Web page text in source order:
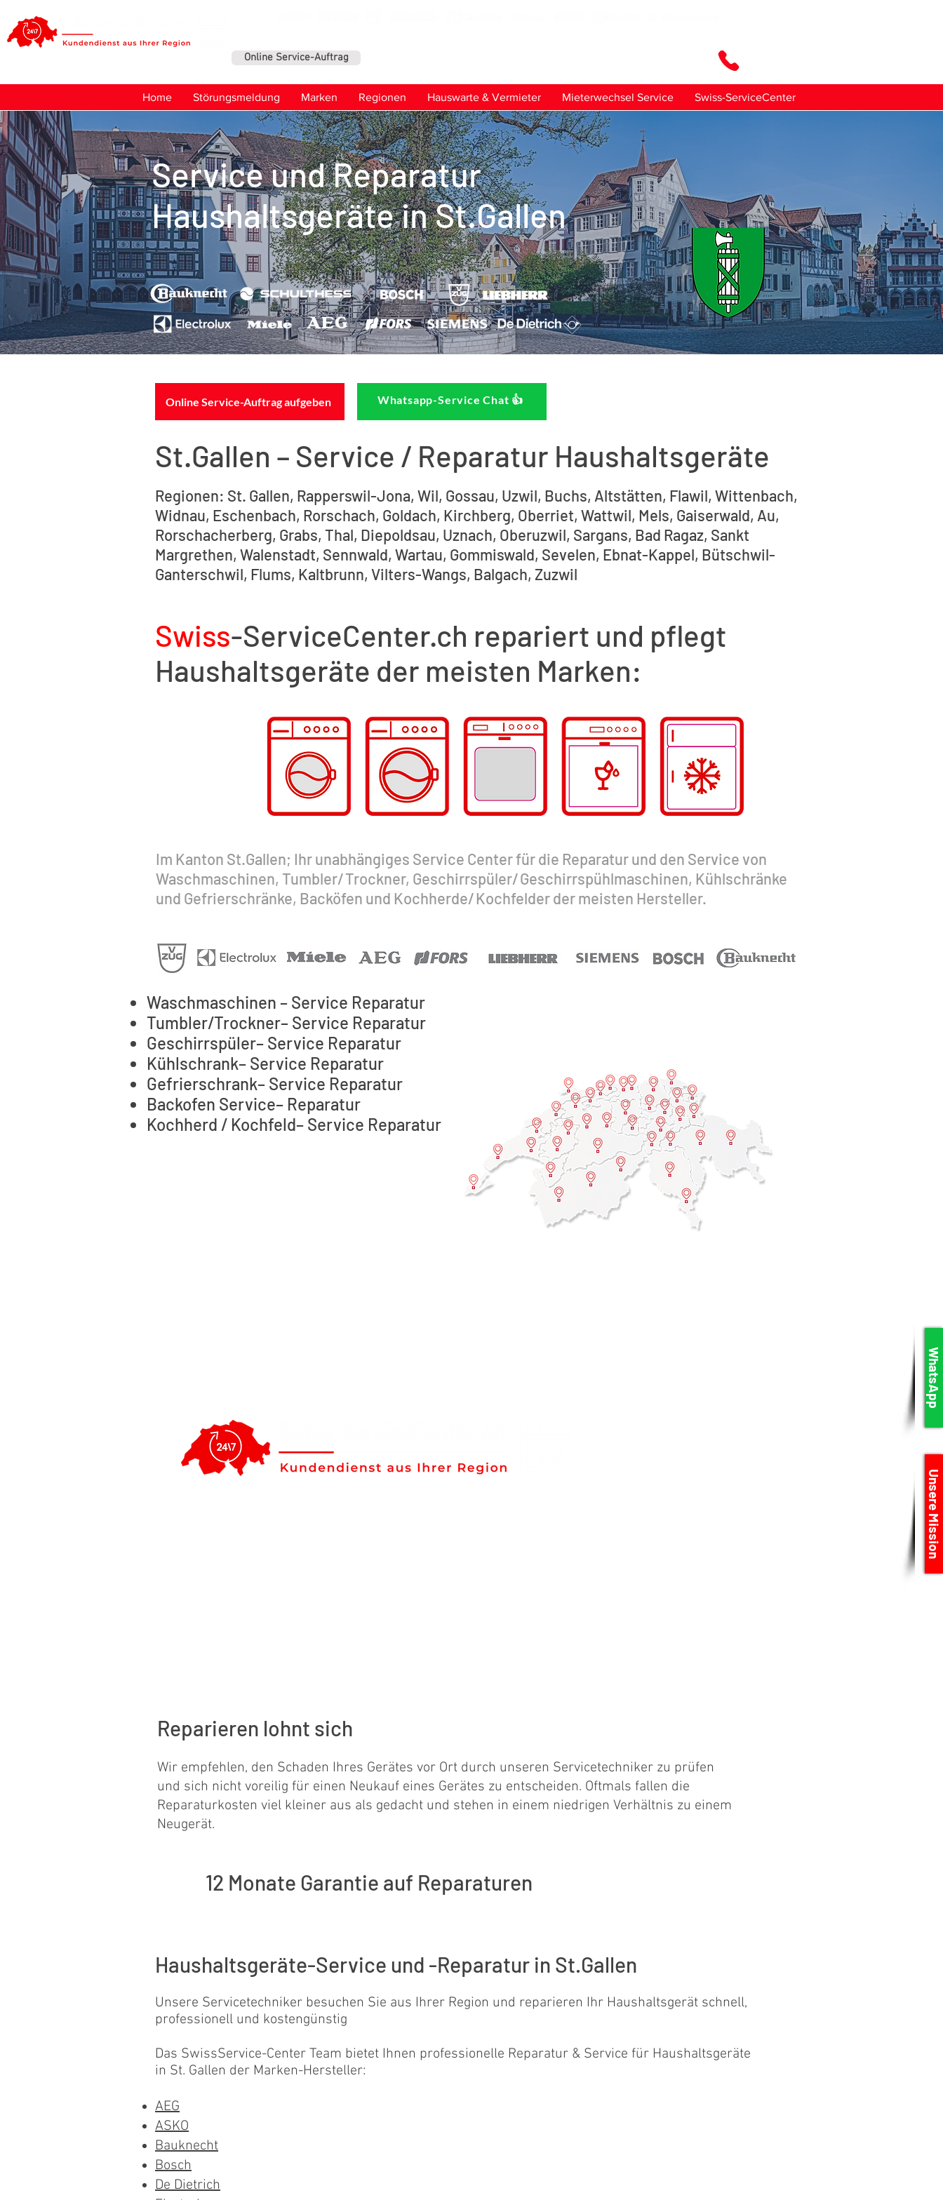
Online Service-Auftrag
Home Störungsmeldung Marken Regionen Hauswarte & Vermieter Mieterwechsel Service Swiss-ServiceCenter
Unsere Mission
WhatsApp
Service und Reparatur
Haushaltsgeräte in St.Gallen
Online Service-Auftrag aufgeben Whatsapp-Service Chat 👍
St.Gallen – Service / Reparatur Haushaltsgeräte
Regionen: St. Gallen, Rapperswil-Jona, Wil, Gossau, Uzwil, Buchs, Altstätten, Flawil, Wittenbach,
Widnau, Eschenbach, Rorschach, Goldach, Kirchberg, Oberriet, Wattwil, Mels, Gaiserwald, Au,
Rorschacherberg, Grabs, Thal, Diepoldsau, Uznach, Oberuzwil, Sargans, Bad Ragaz, Sankt
Margrethen, Walenstadt, Sennwald, Wartau, Gommiswald, Sevelen, Ebnat-Kappel, Bütschwil-
Ganterschwil, Flums, Kaltbrunn, Vilters-Wangs, Balgach, Zuzwil
Swiss-ServiceCenter.ch repariert und pflegt
Haushaltsgeräte der meisten Marken:
Im Kanton St.Gallen; Ihr unabhängiges Service Center für die Reparatur und den Service von
Waschmaschinen, Tumbler/Trockner, Geschirrspüler/Geschirrspühlmaschinen, Kühlschränke
und Gefrierschränke, Backöfen und Kochherde/Kochfelder der meisten Hersteller.
Waschmaschinen – Service Reparatur
Tumbler/Trockner– Service Reparatur
Geschirrspüler– Service Reparatur
Kühlschrank– Service Reparatur
Gefrierschrank– Service Reparatur
Backofen Service– Reparatur
Kochherd / Kochfeld– Service Reparatur
Reparieren lohnt sich
Wir empfehlen, den Schaden Ihres Gerätes vor Ort durch unseren Servicetechniker zu prüfen
und sich nicht voreilig für einen Neukauf eines Gerätes zu entscheiden. Oftmals fallen die
Reparaturkosten viel kleiner aus als gedacht und stehen in einem niedrigen Verhältnis zu einem
Neugerät.
12 Monate Garantie auf Reparaturen
Haushaltsgeräte-Service und -Reparatur in St.Gallen
Unsere Servicetechniker besuchen Sie aus Ihrer Region und reparieren Ihr Haushaltsgerät schnell,
professionell und kostengünstig
Das SwissService-Center Team bietet Ihnen professionelle Reparatur & Service für Haushaltsgeräte
in St. Gallen der Marken-Hersteller:
AEG
ASKO
Bauknecht
Bosch
De Dietrich